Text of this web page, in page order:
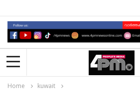
Home
kuwait